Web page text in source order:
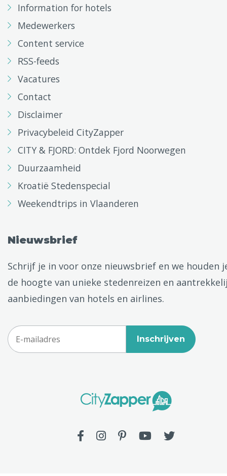
Information for hotels
Medewerkers
Content service
RSS-feeds
Vacatures
Contact
Disclaimer
Privacybeleid CityZapper
CITY & FJORD: Ontdek Fjord Noorwegen
Duurzaamheid
Kroatië Stedenspecial
Weekendtrips in Vlaanderen
Nieuwsbrief
Schrijf je in voor onze nieuwsbrief en we houden
de hoogte van unieke stedenreizen en
aanbiedingen van hotels en airlines.
Inschrijven